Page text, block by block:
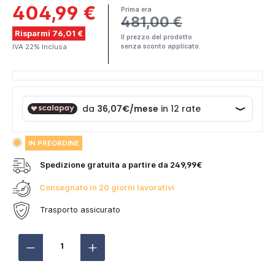
404,99 €
Risparmi 76,01 €
Prima era
481,00 €
Il prezzo del prodotto
senza sconto applicato.
IVA 22% Inclusa
IN PREORDINE
Spedizione gratuita a partire da 249,99€
Consegnato in 20 giorni lavorativi
Trasporto assicurato